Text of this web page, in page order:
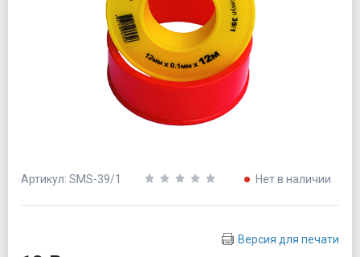
Артикул: SMS-39/1 Нет в наличии
Версия для печати